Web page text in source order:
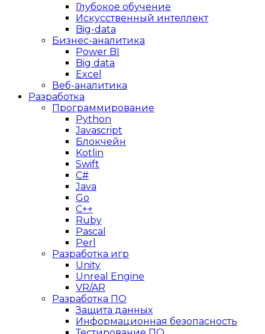
Глубокое обучение
Искусственный интеллект
Big-data
Бизнес-аналитика
Power BI
Big data
Excel
Веб-аналитика
Разработка
Программирование
Python
Javascript
Блокчейн
Kotlin
Swift
C#
Java
Go
C++
Ruby
Pascal
Perl
Разработка игр
Unity
Unreal Engine
VR/AR
Разработка ПО
Защита данных
Информационная безопасность